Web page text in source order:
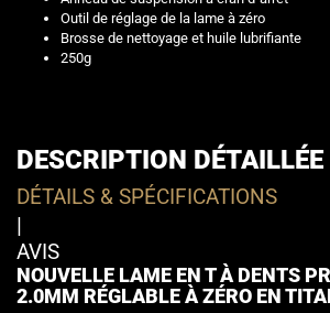
Outil de réglage de la lame à zéro
Brosse de nettoyage et huile lubrifiante
250g
DESCRIPTION DÉTAILLÉE
DÉTAILS & SPÉCIFICATIONS
|
AVIS
NOUVELLE LAME EN T À DENTS
2.0MM RÉGLABLE À ZÉRO EN